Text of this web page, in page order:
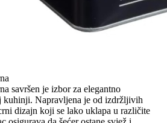
savršen je izbor za elegantno
kuhinji. Napravljena je od izdržljivih
dizajn koji se lako uklapa u različite